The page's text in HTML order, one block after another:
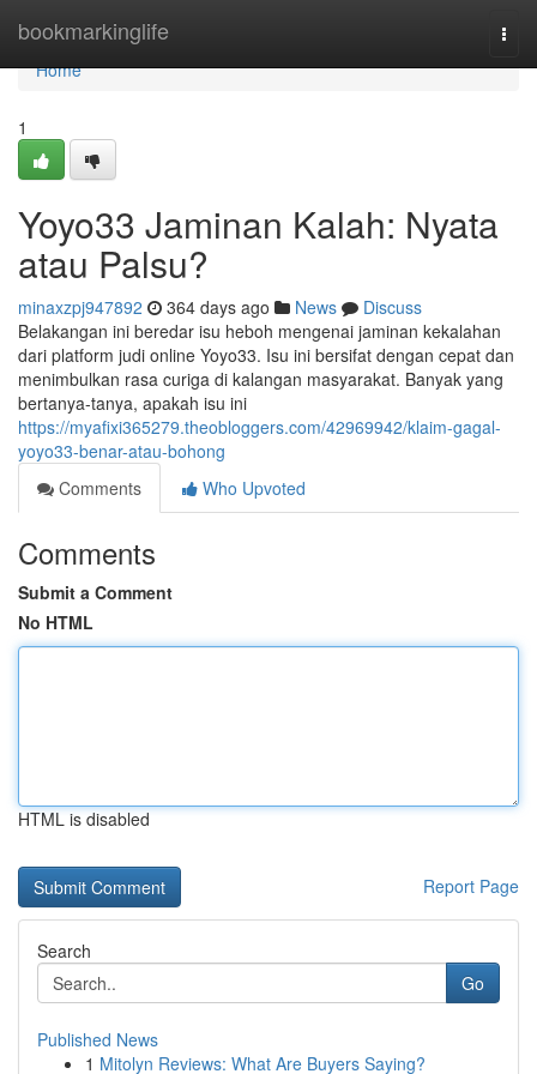
bookmarkinglife
Home
Home
1
Yoyo33 Jaminan Kalah: Nyata
atau Palsu?
minaxzpj947892 364 days ago News
Discuss
Belakangan ini beredar isu heboh mengenai jaminan kekalahan
dari platform judi online Yoyo33. Isu ini bersifat dengan cepat dan
menimbulkan rasa curiga di kalangan masyarakat. Banyak yang
bertanya-tanya, apakah isu ini
https://myafixi365279.theobloggers.com/42969942/klaim-gagal-
yoyo33-benar-atau-bohong
Comments
Who Upvoted
Comments
Submit a Comment
No HTML
HTML is disabled
Report Page
Search
Go
Published News
1 Mitolyn Reviews: What Are Buyers Saying?